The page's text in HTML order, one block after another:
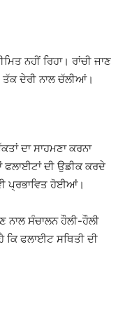
ਨਹੀਂ ਰਿਹਾ। ਰਾਂਚੀ ਜਾਣ
ਦੇਰੀ ਨਾਲ ਚੱਲੀਆਂ।
ਦਾ ਸਾਹਮਣਾ ਕਰਨਾ
ਦੀ ਉਡੀਕ ਕਰਦੇ
ਪ੍ਰਭਾਵਿਤ ਹੋਈਆਂ।
ਸੰਚਾਲਨ ਹੌਲੀ-ਹੌਲੀ
ਕਿ ਫਲਾਈਟ ਸਥਿਤੀ ਦੀ